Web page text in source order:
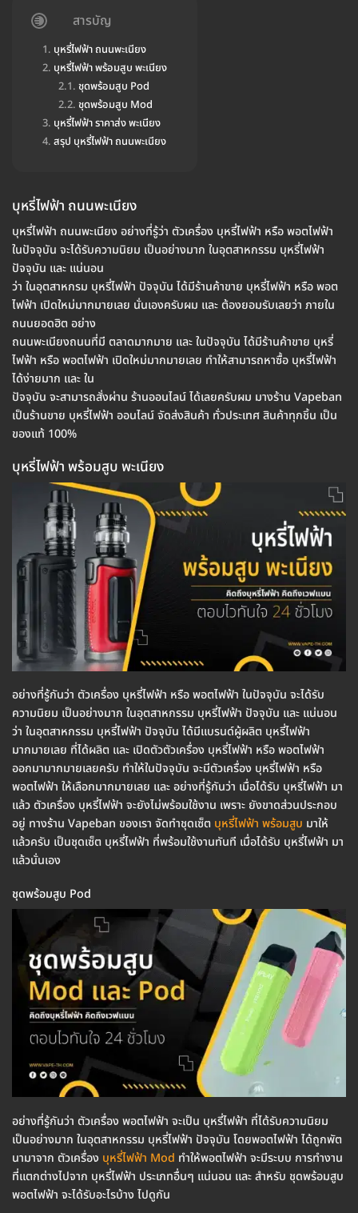
สารบัญ
บุหรี่ไฟฟ้า ถนนพะเนียง
บุหรี่ไฟฟ้า พร้อมสูบ พะเนียง
ชุดพร้อมสูบ Pod
ชุดพร้อมสูบ Mod
บุหรี่ไฟฟ้า ราคาส่ง พะเนียง
สรุป บุหรี่ไฟฟ้า ถนนพะเนียง
บุหรี่ไฟฟ้า ถนนพะเนียง
บุหรี่ไฟฟ้า ถนนพะเนียง อย่างที่รู้ว่า ตัวเครื่อง บุหรี่ไฟฟ้า หรือ พอตไฟฟ้า
ในปัจจุบัน จะได้รับความนิยม เป็นอย่างมาก ในอุตสาหกรรม บุหรี่ไฟฟ้า
ปัจจุบัน และ แน่นอน
ว่า ในอุตสาหกรม บุหรี่ไฟฟ้า ปัจจุบัน ได้มีร้านค้าขาย บุหรี่ไฟฟ้า หรือ พอต
ไฟฟ้า เปิดใหม่มากมายเลย นั่นเองครับผม และ ต้องยอมรับเลยว่า ภายใน
ถนนยอดฮิต อย่าง
ถนนพะเนียงถนนที่มี ตลาดมากมาย และ ในปัจจุบัน ได้มีร้านค้าขาย บุหรี่
ไฟฟ้า หรือ พอตไฟฟ้า เปิดใหม่มากมายเลย ทำให้สามารถหาซื้อ บุหรี่ไฟฟ้า
ได้ง่ายมาก และ ใน
ปัจจุบัน จะสามารถสั่งผ่าน ร้านออนไลน์ ได้เลยครับผม มางร้าน Vapeban
เป็นร้านขาย บุหรี่ไฟฟ้า ออนไลน์ จัดส่งสินค้า ทั่วประเทศ สินค้าทุกชิ้น เป็น
ของแท้ 100%
บุหรี่ไฟฟ้า พร้อมสูบ พะเนียง
อย่างที่รู้กันว่า ตัวเครื่อง บุหรี่ไฟฟ้า หรือ พอตไฟฟ้า ในปัจจุบัน จะได้รับ
ความนิยม เป็นอย่างมาก ในอุตสาหกรรม บุหรี่ไฟฟ้า ปัจจุบัน และ แน่นอน
ว่า ในอุตสาหกรรม บุหรี่ไฟฟ้า ปัจจุบัน ได้มีแบรนด์ผู้ผลิต บุหรี่ไฟฟ้า
มากมายเลย ที่ได้ผลิต และ เปิดตัวตัวเครื่อง บุหรี่ไฟฟ้า หรือ พอตไฟฟ้า
ออกมามากมายเลยครับ ทำให้ในปัจจุบัน จะมีตัวเครื่อง บุหรี่ไฟฟ้า หรือ
พอตไฟฟ้า ให้เลือกมากมายเลย และ อย่างที่รู้กันว่า เมื่อได้รับ บุหรี่ไฟฟ้า มา
แล้ว ตัวเครื่อง บุหรี่ไฟฟ้า จะยังไม่พร้อมใช้งาน เพราะ ยังขาดส่วนประกอบ
อยู่ ทางร้าน Vapeban ของเรา จัดทำชุดเซ็ต บุหรี่ไฟฟ้า พร้อมสูบ มาให้
แล้วครับ เป็นชุดเซ็ต บุหรี่ไฟฟ้า ที่พร้อมใช้งานทันที เมื่อได้รับ บุหรี่ไฟฟ้า มา
แล้วนั่นเอง
ชุดพร้อมสูบ Pod
อย่างที่รู้กันว่า ตัวเครื่อง พอตไฟฟ้า จะเป็น บุหรี่ไฟฟ้า ที่ได้รับความนิยม
เป็นอย่างมาก ในอุตสาหกรรม บุหรี่ไฟฟ้า ปัจจุบัน โดยพอตไฟฟ้า ได้ถูกพัต
นามาจาก ตัวเครื่อง บุหรี่ไฟฟ้า Mod ทำให้พอตไฟฟ้า จะมีระบบ การทำงาน
ที่แตกต่างไปจาก บุหรี่ไฟฟ้า ประเภทอื่นๆ แน่นอน และ สำหรับ ชุดพร้อมสูบ
พอตไฟฟ้า จะได้รับอะไรบ้าง ไปดูกัน